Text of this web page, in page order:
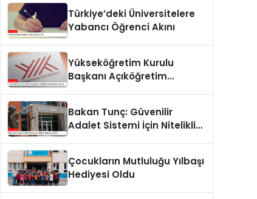
Türkiye’deki Üniversitelere
Yabancı Öğrenci Akını
Yükseköğretim Kurulu
Başkanı Açıköğretim
Bakan Tunç: Güvenilir
Adalet Sistemi İçin Nitelikli
Çocukların Mutluluğu Yılbaşı
Hediyesi Oldu